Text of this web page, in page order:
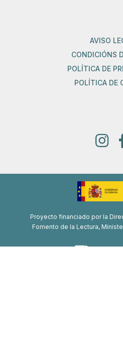
AVISO
CONDICIÓNS
POLÍTICA DE
POLÍTICA DE
Proyecto financiado por la
Fomento de la Lectura,